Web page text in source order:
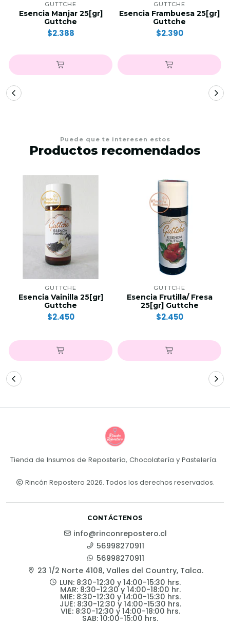
GUTTCHE
Esencia Manjar 25[gr]
Guttche
$2.388
GUTTCHE
Esencia Frambuesa 25[gr]
Guttche
$2.390
Puede que te interesen estos
Productos recomendados
GUTTCHE
Esencia Vainilla 25[gr]
Guttche
$2.450
GUTTCHE
Esencia Frutilla/ Fresa
25[gr] Guttche
$2.450
Tienda de Insumos de Repostería, Chocolatería y Pastelería.
Rincón Repostero 2026. Todos los derechos reservados.
CONTÁCTENOS
info@rinconrepostero.cl
56998270911
56998270911
23 1/2 Norte 4108, Valles del Country, Talca.
LUN: 8:30-12:30 y 14:00-15:30 hrs.
MAR: 8:30-12:30 y 14:00-18:00 hr.
MIE: 8:30-12:30 y 14:00-15:30 hrs.
JUE: 8:30-12:30 y 14:00-15:30 hrs.
VIE: 8:30-12:30 y 14:00-18:00 hrs.
SAB: 10:00-15:00 hrs.